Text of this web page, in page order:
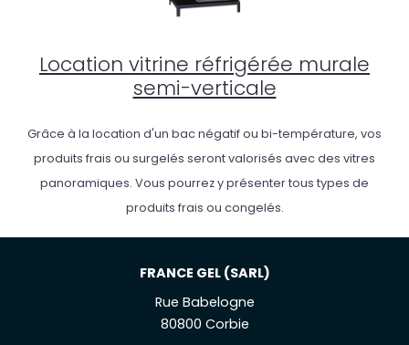
Location vitrine réfrigérée murale
semi-verticale
Grâce à la location d'un bac négatif ou bi-température, vos
produits frais ou surgelés seront valorisés avec des vitres
panoramiques. Vous pourrez y présenter tous types de
produits frais ou congelés.
FRANCE GEL (SARL)
Rue Babelogne
80800 Corbie